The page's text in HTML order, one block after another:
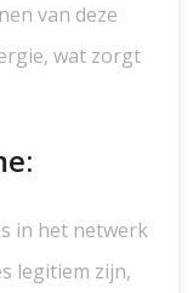
van deze
wat zorgt
in het netwerk
legitiem zijn,